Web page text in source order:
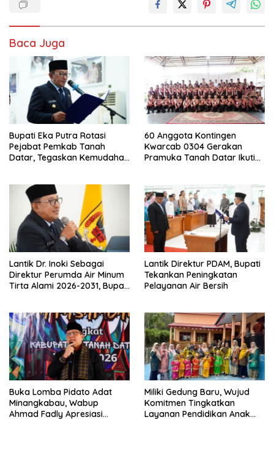
Baca Juga
Bupati Eka Putra Rotasi
Pejabat Pemkab Tanah
Datar, Tegaskan Kemudahan
60 Anggota Kontingen
Kwarcab 0304 Gerakan
Pramuka Tanah Datar Ikuti
Lantik Dr. Inoki Sebagai
Direktur Perumda Air Minum
Tirta Alami 2026-2031, Bupati
Fakta Integritas Berdasarkan
Visi dan Misi
Lantik Direktur PDAM, Bupati
Tekankan Peningkatan
Pelayanan Air Bersih
Buka Lomba Pidato Adat
Minangkabau, Wabup
Ahmad Fadly Apresiasi
Miliki Gedung Baru, Wujud
Komitmen Tingkatkan
Layanan Pendidikan Anak